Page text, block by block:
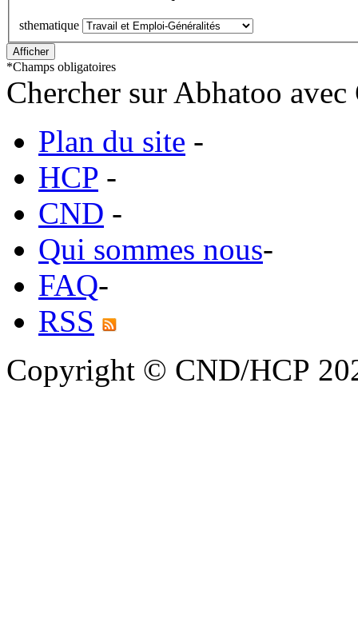
sthematique
*Champs obligatoires
Chercher sur Abhatoo
Plan du site -
HCP -
CND -
Qui sommes nous-
FAQ-
RSS
Copyright © CND/HCP